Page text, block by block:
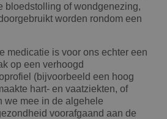
bloedstolling of wondgenezing,
worden rondom een
medicatie is voor ons echter een
op een verhoogd
(bijvoorbeeld een hoog
hart- en vaatziekten, of
we mee in de algehele
voorafgaand aan de